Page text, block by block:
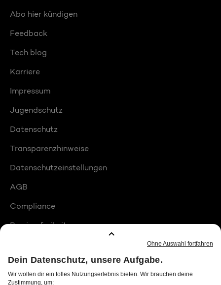
Abo hier kündigen
Feedback
Tech blog
Karriere
Impressum
Jugendschutz
Datenschutz
Transparenzhinweise
Datenschutzeinstellungen
AGB
Compliance
Barrierefreiheit